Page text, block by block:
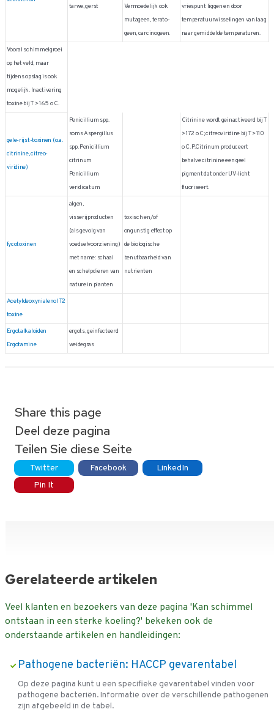
tarwe, gerst
Vermoedelijk ook
mutageen, terato-
geen, carcinogeen.
vriespunt liggen en door
temperatuurwisselingen van laag
naar gemiddelde temperaturen.
Vooral schimmelgroei
op het veld, maar
tijdens opslag is ook
mogelijk. Inactivering
toxine bij T > 165 o C.
gele-rijst-toxinen (o.a.
citrinine, citreo-
viridine)
Penicillium spp.
soms Aspergillus
spp. Penicillium
citrinum
Penicillium
veridicatum
Citrinine wordt geinactiveerd bij T
> 172 o C; citreoviridine bij T > 110
o C. P.Citrinum produceert
behalve citrinine een geel
pigment dat onder UV-licht
fluoriseert.
fycotoxinen
algen,
visserijproducten
(als gevolg van
voedselvoorziening)
met name: schaal
en schelpdieren van
nature in planten
toxisch en/of
ongunstig effect op
de biologische
benutbaarheid van
nutrienten
Acetyldeoxynialenol T2
toxine
Ergotalkaloiden
Ergotamine
ergots, geinfecteerd
weidegras
Share this page
Deel deze pagina
Teilen Sie diese Seite
Twitter Facebook
LinkedIn
Pin It
Gerelateerde artikelen
Veel klanten en bezoekers van deze pagina 'Kan schimmel
ontstaan in een sterke koeling?' bekeken ook de
onderstaande artikelen en handleidingen:
Pathogene bacteriën: HACCP gevarentabel
Op deze pagina kunt u een specifieke gevarentabel vinden voor
pathogene bacteriën. Informatie over de verschillende pathogenen
zijn afgebeeld in de tabel.